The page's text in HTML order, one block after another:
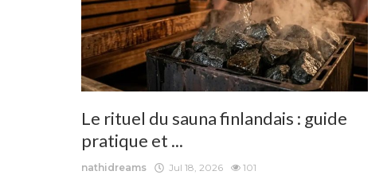
Le rituel du sauna finlandais : guide
pratique et ...
nathidreams Jul 18, 2026 101